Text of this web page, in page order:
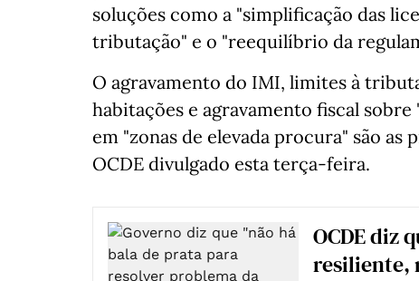
soluções como a "simplificação das
tributação" e o "reequilíbrio da
O agravamento do IMI, limites à
habitações e agravamento fiscal
em "zonas de elevada procura" são
OCDE divulgado esta terça-feira.
OCDE diz
resiliente,